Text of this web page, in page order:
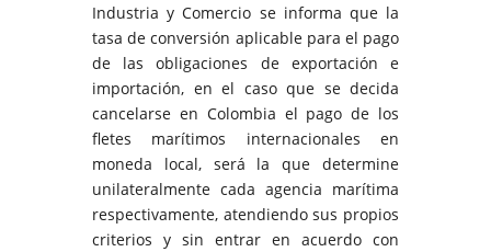
Industria y Comercio se informa que la
tasa de conversión aplicable para el pago
de las obligaciones de exportación e
importación, en el caso que se decida
cancelarse en Colombia el pago de los
fletes marítimos internacionales en
moneda local, será la que determine
unilateralmente cada agencia marítima
respectivamente, atendiendo sus propios
criterios y sin entrar en acuerdo con